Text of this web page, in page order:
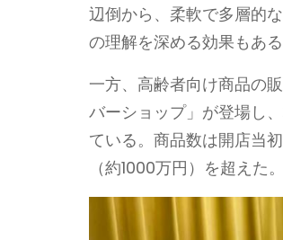
辺倒から、柔軟で多層的
の理解を深める効果もある
一方、高齢者向け商品の
バーショップ」が登場し
ている。商品数は開店当
（約1000万円）を超えた。